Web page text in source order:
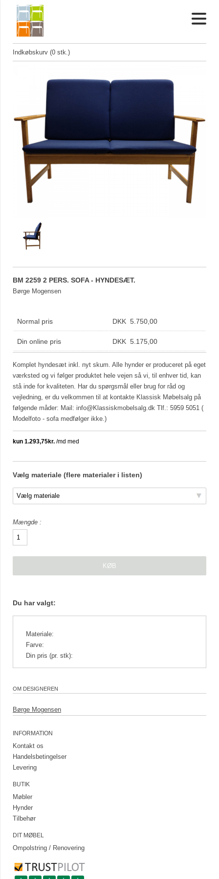
Indkøbskurv (0 stk.)
BM 2259 2 PERS. SOFA - HYNDESÆT.
Børge Mogensen
Normal pris DKK 5.750,00
Din online pris DKK 5.175,00
Komplet hyndesæt inkl. nyt skum. Alle hynder er produceret på eget
værksted og vi følger produktet hele vejen så vi, til enhver tid, kan
stå inde for kvaliteten. Har du spørgsmål eller brug for råd og
vejledning, er du velkommen til at kontakte Klassisk Møbelsalg på
følgende måder: Mail: info@Klassiskmobelsalg.dk Tlf.: 5959 5051 (
Modelfoto - sofa medfølger ikke.)
Vælg materiale (flere materialer i listen)
Mængde
Du har valgt:
Materiale:
Farve:
Din pris (pr. stk):
OM DESIGNEREN
Børge Mogensen
INFORMATION
Kontakt os
Handelsbetingelser
Levering
BUTIK
Møbler
Hynder
Tilbehør
DIT MØBEL
Ompolstring / Renovering